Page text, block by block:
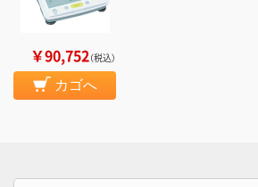
￥90,752（税込）
カゴへ